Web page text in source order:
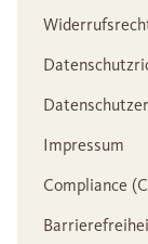
Impressum
Compliance